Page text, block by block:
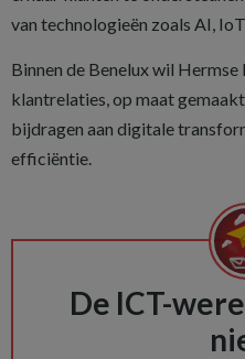
van technologieën zoals AI,
Binnen de Benelux wil
klantrelaties, op maat
bijdragen aan digitale
efficiëntie.
De ICT-